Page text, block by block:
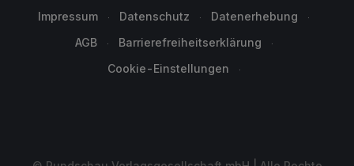
Impressum Datenschutz
Datenerhebung
AGB
Barrierefreiheitserklärung
Cookie-Einstellungen